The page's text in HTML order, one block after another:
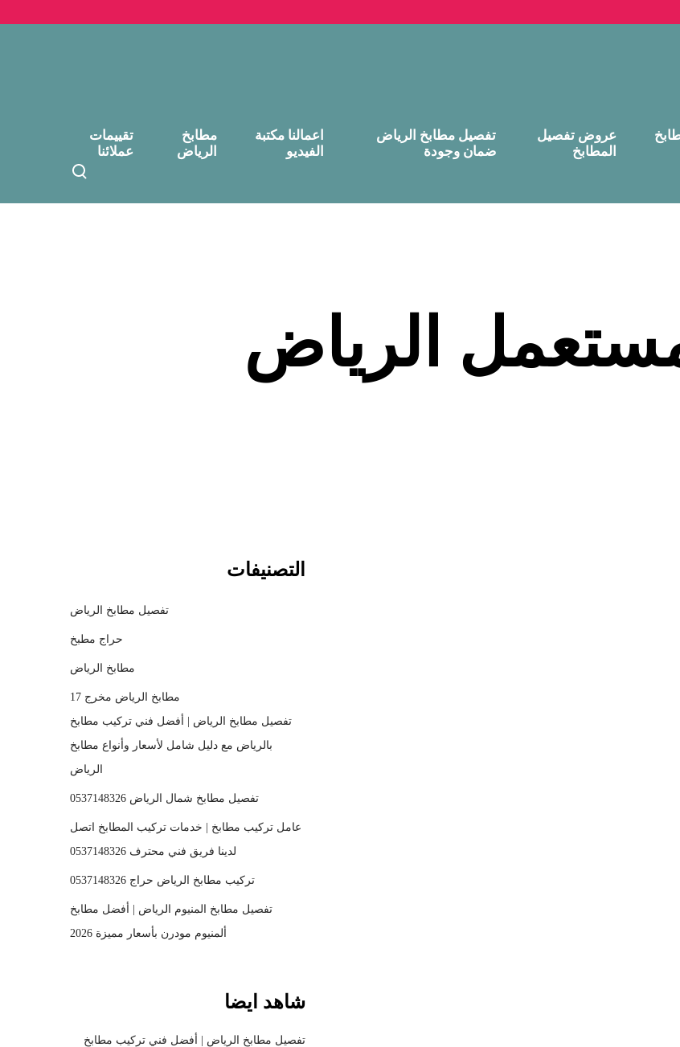
عروض تفصيل
المطابخ
تفصيل مطابخ الرياض
ضمان وجودة
اعمالنا مكتبة
الفيديو
مطابخ
الرياض
تقييمات
عملائنا
T
g
الرياض
التصنيفات
تفصيل مطابخ الرياض
حراج مطبخ
مطابخ الرياض
مطابخ الرياض مخرج 17
تفصيل مطابخ الرياض | أفضل فني تركيب مطابخ
بالرياض مع دليل شامل لأسعار وأنواع مطابخ
الرياض
تفصيل مطابخ شمال الرياض 0537148326
عامل تركيب مطابخ | خدمات تركيب المطابخ اتصل
لدينا فريق فني محترف 0537148326
تركيب مطابخ الرياض حراج 0537148326
تفصيل مطابخ المنيوم الرياض | أفضل مطابخ
ألمنيوم مودرن بأسعار مميزة 2026
شاهد ايضا
تفصيل مطابخ الرياض | أفضل فني تركيب مطابخ